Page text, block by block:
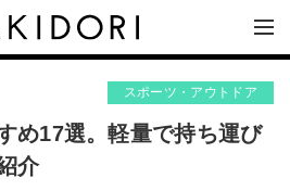
スポーツ・アウトドア
め17選。軽量で持ち運び
介